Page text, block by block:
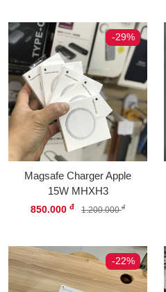
-29%
Magsafe Charger Apple
15W MHXH3
850.000 đ 1.200.000đ
-22%